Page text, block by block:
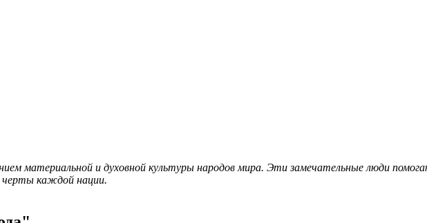
материальной и духовной культуры народов мира. Эти замечательные люди
каждой нации.